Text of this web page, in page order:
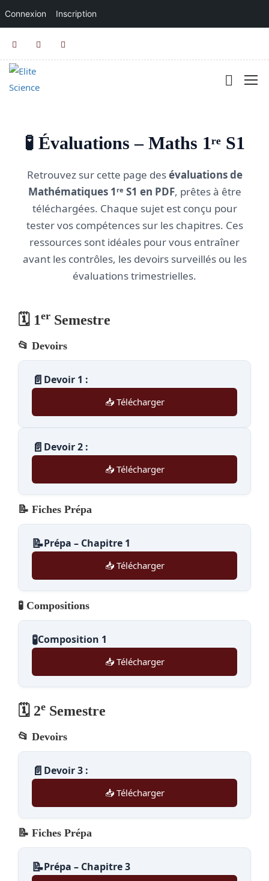
Connexion Inscription
🧪 Évaluations – Maths 1ʳᵉ S1
Retrouvez sur cette page desévaluations de
Mathématiques 1ʳᵉ S1 en PDF, prêtes à être
téléchargées. Chaque sujet est conçu pour
tester vos compétences sur les chapitres. Ces
ressources sont idéales pour vous entraîner
avant les contrôles, les devoirs surveillés ou les
évaluations trimestrielles.
🗓️ 1er Semestre
📂 Devoirs
📄 Devoir 1 :
📥 Télécharger
📄 Devoir 2 :
📥 Télécharger
📝 Fiches Prépa
📝Prépa – Chapitre 1
📥 Télécharger
🧪 Compositions
🧪Composition 1
📥 Télécharger
🗓️ 2e Semestre
📂 Devoirs
📄 Devoir 3 :
📥 Télécharger
📝 Fiches Prépa
📝Prépa – Chapitre 3